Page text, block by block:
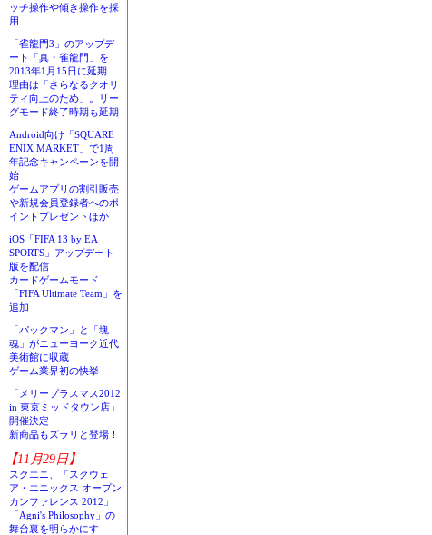
ッチ操作や傾き操作を採
用
「雀龍門3」のアップデ
ート「真・雀龍門」を
2013年1月15日に延期
理由は「さらなるクオリ
ティ向上のため」。リー
グモード終了時期も延期
Android向け「SQUARE
ENIX MARKET」で1周
年記念キャンペーンを開
始
ゲームアプリの割引販売
や新規会員登録者へのポ
イントプレゼントほか
iOS「FIFA 13 by EA
SPORTS」アップデート
版を配信
カードゲームモード
「FIFA Ultimate Team」を
追加
「パックマン」と「塊
魂」がニューヨーク近代
美術館に収蔵
ゲーム業界初の快挙
「メリープラスマス2012
in 東京ミッドタウン店」
開催決定
新商品もズラリと登場！
【11月29日】
スクエニ、「スクウェ
ア・エニックス オープン
カンファレンス 2012」
「Agni's Philosophy」の
舞台裏を明らかにす